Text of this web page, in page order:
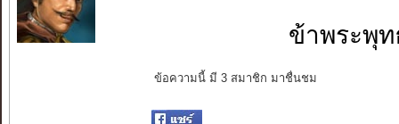
ข้าพระพุท
ข้อความนี้ มี 3 สมาชิก มาชื่นชม